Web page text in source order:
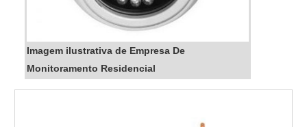
Imagem ilustrativa de Empresa De
Monitoramento Residencial